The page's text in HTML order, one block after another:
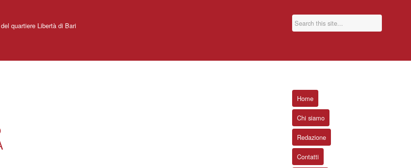
quartiere Libertà di Bari
Home
Chi siamo
Redazione
Contatti